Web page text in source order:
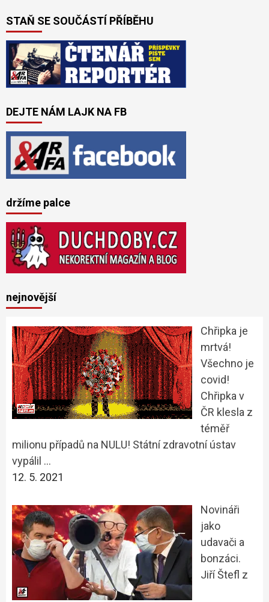
STAŇ SE SOUČÁSTÍ PŘÍBĚHU
DEJTE NÁM LAJK NA FB
držíme palce
nejnovější
Chřipka je
mrtvá!
Všechno je
covid!
Chřipka v
ČR klesla z
téměř
milionu případů na NULU! Státní zdravotní ústav
vypálil …
12. 5. 2021
Novináři
jako
udavači a
bonzáci.
Jiří Štefl z